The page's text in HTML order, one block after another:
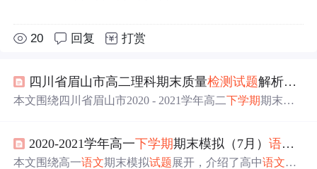
20 回复 打赏
四川省眉山市高二理科期末质量检测试题解析与分析
本文围绕四川省眉山市2020 - 2021学年高二下学期期末理
讨了理科教育未来发展趋势，试题资源对教学和学习有重
要参考价值。
2020-2021学年高一下学期期末模拟（7月）语文
本文围绕高一语文期末模拟试题展开，介绍了高中语文教